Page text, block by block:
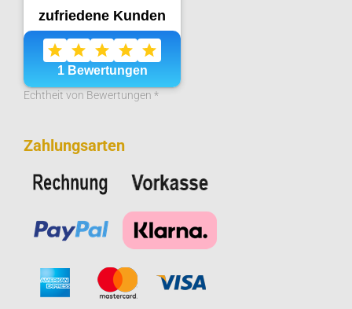
Echtheit von Bewertungen *
Zahlungsarten